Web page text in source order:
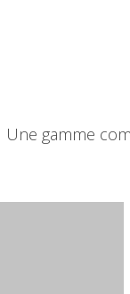
Une gamme